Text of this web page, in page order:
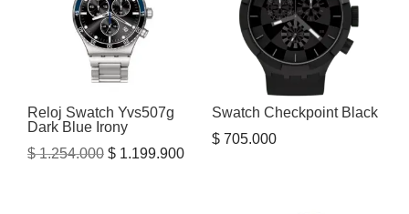
Reloj Swatch Yvs507g
Dark Blue Irony
$1.254.000 El
$ 1.199.900El
Swatch Checkpoint Black
$705.000